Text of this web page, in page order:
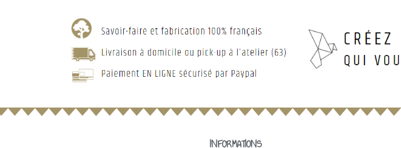
INFORMATIONS